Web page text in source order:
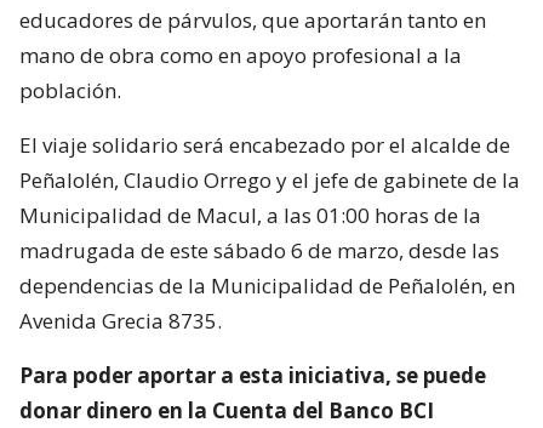
educadores de párvulos, que aportarán tanto en
mano de obra como en apoyo profesional a la
población.
El viaje solidario será encabezado por el alcalde de
Peñalolén, Claudio Orrego y el jefe de gabinete de la
Municipalidad de Macul, a las 01:00 horas de la
madrugada de este sábado 6 de marzo, desde las
dependencias de la Municipalidad de Peñalolén, en
Avenida Grecia 8735.
Para poder aportar a esta iniciativa, se puede
donar dinero en la Cuenta del Banco BCI